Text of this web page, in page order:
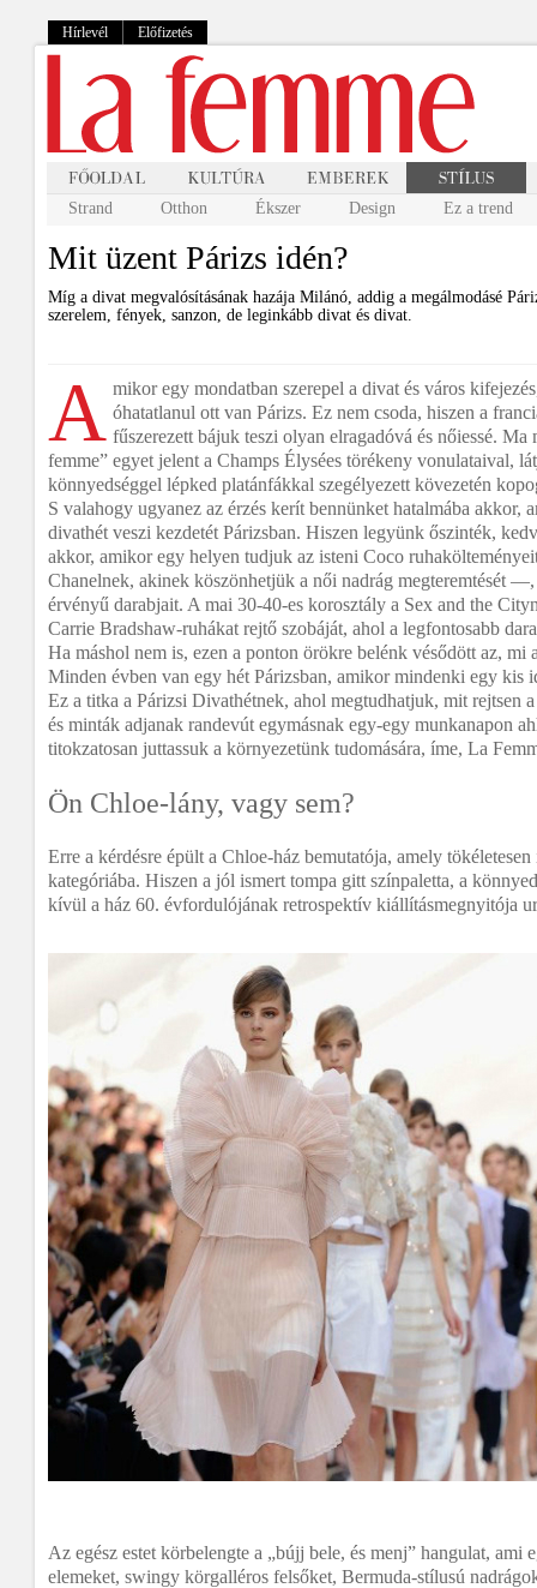
Hírlevél Előfizetés
Strand Otthon Ékszer Design Ez a trend
Mit üzent Párizs idén?
Míg a divat megvalósításának hazája Milánó, addig a megálmodásé
szerelem, fények, sanzon, de leginkább divat és divat.
A mikor egy mondatban szerepel a divat és város
óhatatlanul ott van Párizs. Ez nem csoda, hiszen a
fűszerezett bájuk teszi olyan elragadóvá és nőiessé. Ma
femme” egyet jelent a Champs Élysées törékeny vonulataival,
könnyedséggel lépked platánfákkal szegélyezett kövezetén
S valahogy ugyanez az érzés kerít bennünket hatalmába akkor,
divathét veszi kezdetét Párizsban. Hiszen legyünk őszinték,
akkor, amikor egy helyen tudjuk az isteni Coco
Chanelnek, akinek köszönhetjük a női nadrág megteremtését
érvényű darabjait. A mai 30-40-es korosztály a Sex and the
Carrie Bradshaw-ruhákat rejtő szobáját, ahol a legfontosabb
Ha máshol nem is, ezen a ponton örökre belénk vésődött az, mi
Minden évben van egy hét Párizsban, amikor mindenki egy kis
Ez a titka a Párizsi Divathétnek, ahol megtudhatjuk, mit rejtsen
és minták adjanak randevút egymásnak egy-egy munkanapon
titokzatosan juttassuk a környezetünk tudomására, íme, La
Ön Chloe-lány, vagy sem?
Erre a kérdésre épült a Chloe-ház bemutatója, amely
kategóriába. Hiszen a jól ismert tompa gitt színpaletta, a
kívül a ház 60. évfordulójának retrospektív kiállításmegnyitója
Az egész estet körbelengte a „bújj bele, és menj” hangulat, ami
elemeket, swingy körgalléros felsőket, Bermuda-stílusú